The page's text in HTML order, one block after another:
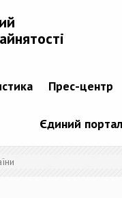
Прес-центр
Єдиний портал